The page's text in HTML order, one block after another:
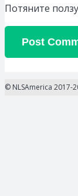
Потяните
Post
© NLSAmerica 2017-